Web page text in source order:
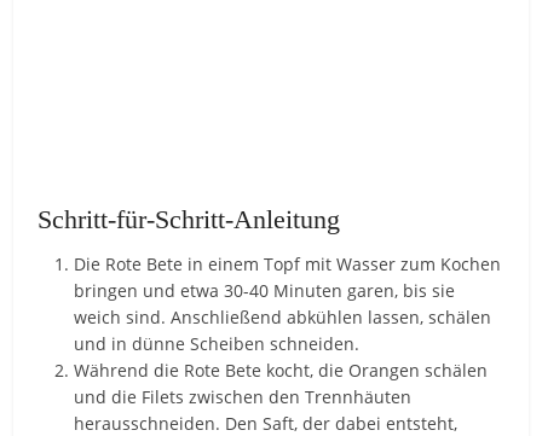
Schritt-für-Schritt-Anleitung
Die Rote Bete in einem Topf mit Wasser zum Kochen
bringen und etwa 30-40 Minuten garen, bis sie
weich sind. Anschließend abkühlen lassen, schälen
und in dünne Scheiben schneiden.
Während die Rote Bete kocht, die Orangen schälen
und die Filets zwischen den Trennhäuten
herausschneiden. Den Saft, der dabei entsteht,